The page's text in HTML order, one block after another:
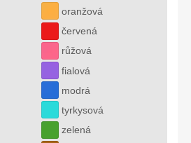
oranžová
červená
růžová
fialová
modrá
tyrkysová
zelená